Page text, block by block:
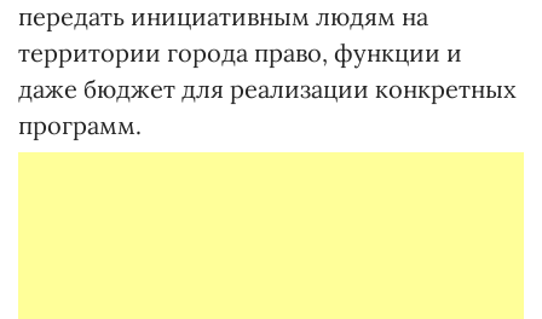
передать инициативным людям на
территории города право, функции и
даже бюджет для реализации конкретных
программ.